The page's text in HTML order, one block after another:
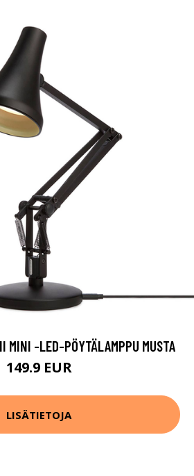
MINI -LED-PÖYTÄLAMPPU MUSTA
149.9 EUR
LISÄTIETOJA